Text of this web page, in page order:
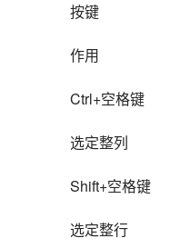
按键
作用
Ctrl+空格键
选定整列
Shift+空格键
选定整行